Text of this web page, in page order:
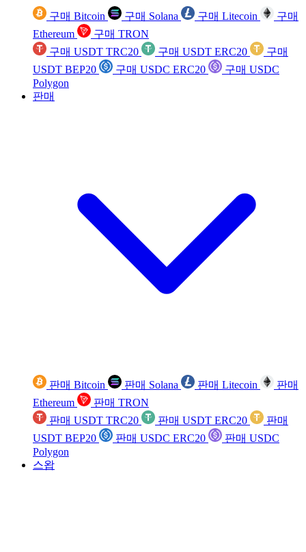
구매 Bitcoin 구매 Solana 구매 Litecoin
구매
Ethereum
구매 TRON
구매 USDT TRC20
구매 USDT ERC20
구매
USDT BEP20
구매 USDC ERC20
구매 USDC
Polygon
판매
판매 Bitcoin 판매 Solana 판매 Litecoin
판매
Ethereum
판매 TRON
판매 USDT TRC20
판매 USDT ERC20
판매
USDT BEP20
판매 USDC ERC20
판매 USDC
Polygon
스왑